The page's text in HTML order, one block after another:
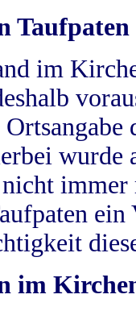
Taufpaten
im
wurde
im